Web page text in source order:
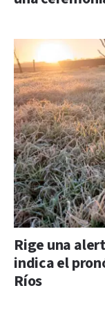
Rige una
indica el
Ríos